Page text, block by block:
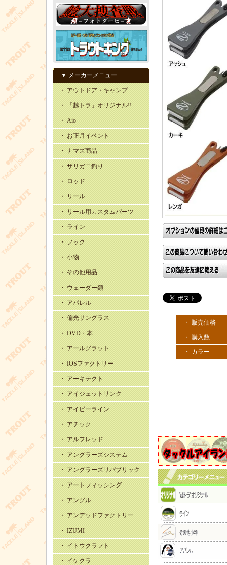
▼ メーカーメニュー
・ アウトドア・キャンプ
・ 「越トラ」オリジナル!!
・ Aio
・ お正月イベント
・ ナマズ商品
・ ザリガニ釣り
・ ロッド
・ リール
・ リール用カスタムパーツ
・ ライン
・ フック
・ 小物
・ その他用品
・ ウェーダー類
・ アパレル
・ 偏光サングラス
・ DVD・本
・ アールグラット
・ IOSファクトリー
・ アーキテクト
・ アイジェットリンク
・ アイビーライン
・ アチック
・ アルフレッド
・ アングラーズシステム
・ アングラーズリパブリック
・ アートフィッシング
・ アングル
・ アンデッドファクトリー
・ IZUMI
・ イトウクラフト
・ イケクラ
・ 販売価格
・ 購入数
・ カラー